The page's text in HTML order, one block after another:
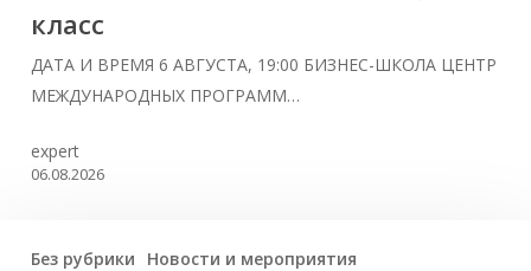
класс
ДАТА И ВРЕМЯ 6 АВГУСТА, 19:00 БИЗНЕС-ШКОЛА ЦЕНТР
МЕЖДУНАРОДНЫХ ПРОГРАММ…
expert
06.08.2026
Без рубрики Новости и мероприятия